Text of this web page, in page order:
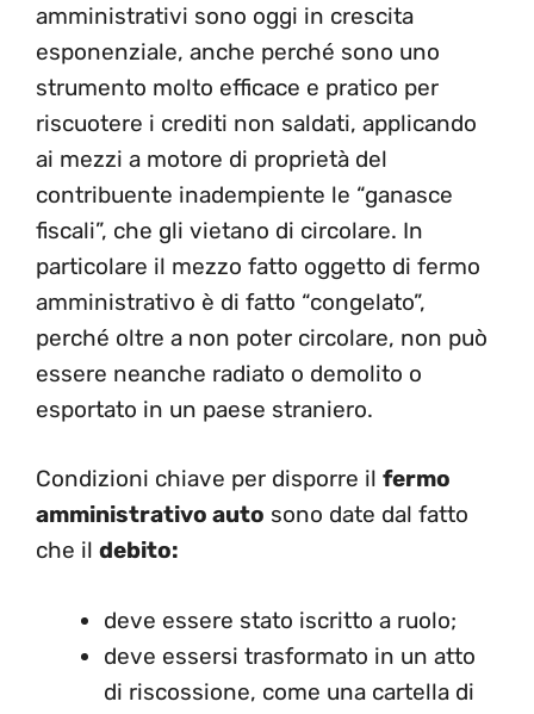
amministrativi sono oggi in crescita
esponenziale, anche perché sono uno
strumento molto efficace e pratico per
riscuotere i crediti non saldati, applicando
ai mezzi a motore di proprietà del
contribuente inadempiente le “ganasce
fiscali”, che gli vietano di circolare. In
particolare il mezzo fatto oggetto di fermo
amministrativo è di fatto “congelato”,
perché oltre a non poter circolare, non può
essere neanche radiato o demolito o
esportato in un paese straniero.
Condizioni chiave per disporre il fermo
amministrativo auto sono date dal fatto
che il debito:
deve essere stato iscritto a ruolo;
deve essersi trasformato in un atto
di riscossione, come una cartella di